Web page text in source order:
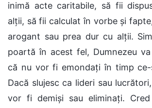
inimă acte caritabile, să fii
alții, să fii calculat în vorbe și
arogant sau prea dur cu alții.
poartă în acest fel, Dumnezeu
că nu vor fi emondați în timp
Dacă slujesc ca lideri sau
vor fi demiși sau eliminați.